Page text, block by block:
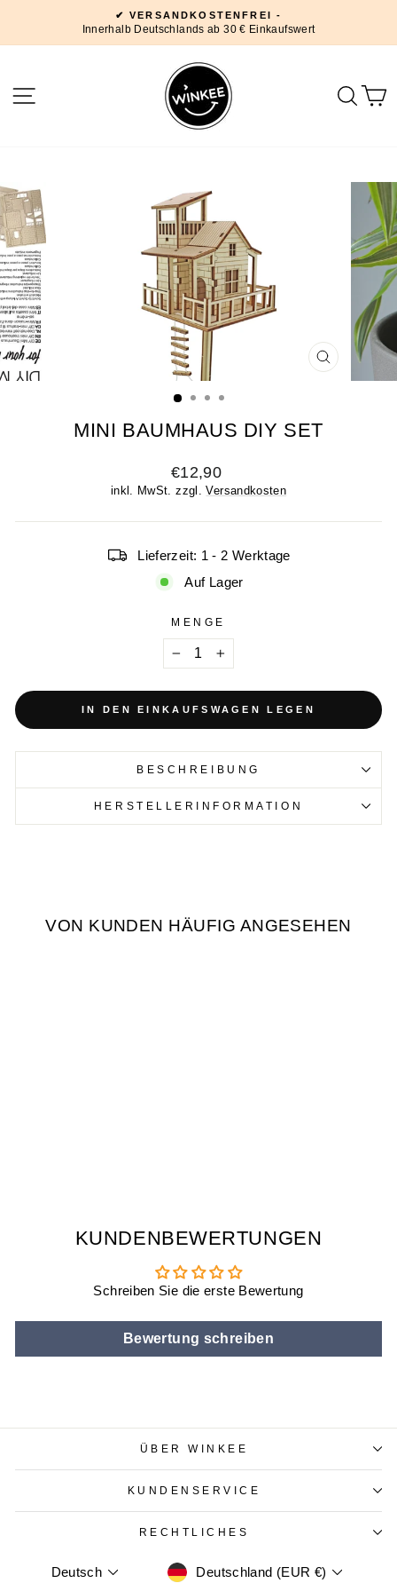
Inhalt
Pause
✔ VERSANDKOSTENFREI -
Innerhalb Deutschlands ab 30 € Einkaufswert
SEITENNAVIGATION
ESC)
MINI BAUMHAUS DIY SET
Normaler
Preis
€12,90
inkl. MwSt. zzgl.Versandkosten
Lieferzeit: 1 - 2 Werktage
Auf Lager
MENGE
IN DEN EINKAUFSWAGEN LEGEN
BESCHREIBUNG
HERSTELLERINFORMATION
VON KUNDEN HÄUFIG ANGESEHEN
KUNDENBEWERTUNGEN
Schreiben Sie die erste Bewertung
Bewertung schreiben
ÜBER WINKEE
KUNDENSERVICE
RECHTLICHES
SPRACHE
Deutsch WÄHRUNG
Deutschland (EUR €)